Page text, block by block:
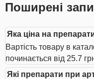
Поширені
Яка ціна на
Вартість товару в
починається від 25.7
Які препарати при